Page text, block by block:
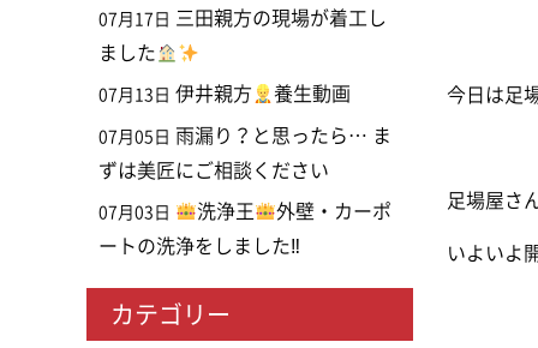
今日は足
足場屋さ
いよいよ
07月17日
三田親方の現場が着工し
ました
07月13日 伊井親方 養生動画
07月05日 雨漏り？と思ったら… ま
ずは美匠にご相談ください
07月03日 洗浄王
外壁・カーポ
ートの洗浄をしました‼
カテゴリー